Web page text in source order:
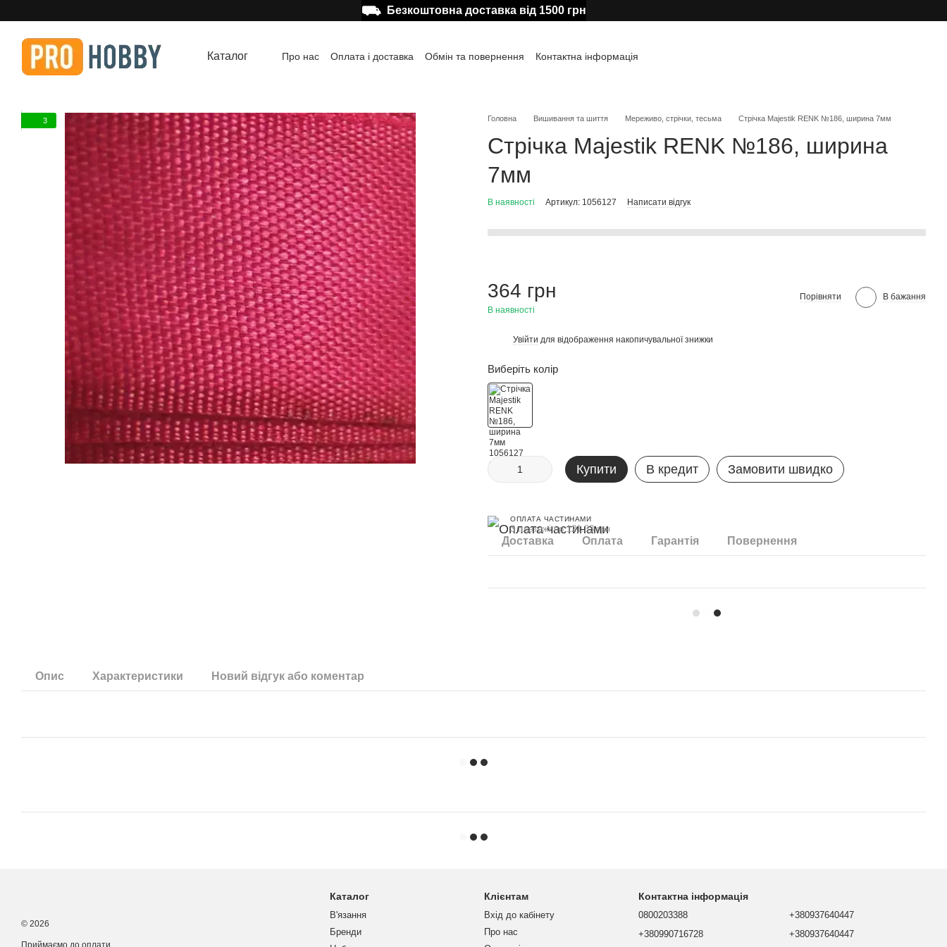
⛟ Безкоштовна доставка від 1500 грн
Каталог Про нас Оплата і доставка Обмін та повернення
Контактна інформація
3 Головна Вишивання та шиття Мереживо, стрічки, тесьма Стрічка Majestik RENK №186, ширина 7мм
Стрічка Majestik RENK №186, ширина
7мм
В наявності Артикул: 1056127 Написати відгук
364 грн
В наявності
Порівняти В бажання
Увійти для відображення накопичувальної знижки
Виберіть колір
Купити В кредит Замовити швидко
ОПЛАТА ЧАСТИНАМИ
3 платежі по 121.33 грн
Доставка Оплата Гарантія Повернення
Опис Характеристики Новий відгук або коментар
© 2026
Приймаємо до оплати
Каталог
В'язання
Бренди
Клієнтам
Вхід до кабінету
Про нас
Контактна інформація
0800203388
+380990716728
+380937640447
+380937640447